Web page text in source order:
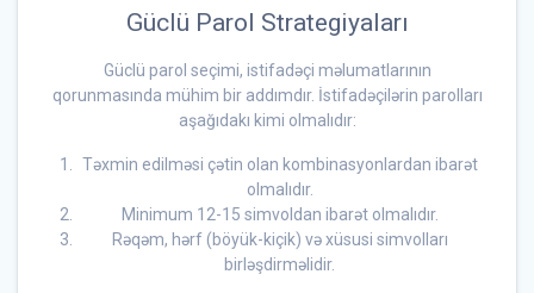
Güclü Parol Strategiyaları
Güclü parol seçimi, istifadəçi məlumatlarının
qorunmasında mühim bir addımdır. İstifadəçilərin parolları
aşağıdakı kimi olmalıdır:
Təxmin edilməsi çətin olan kombinasyonlardan ibarət
olmalıdır.
Minimum 12-15 simvoldan ibarət olmalıdır.
Rəqəm, hərf (böyük-kiçik) və xüsusi simvolları
birləşdirməlidir.